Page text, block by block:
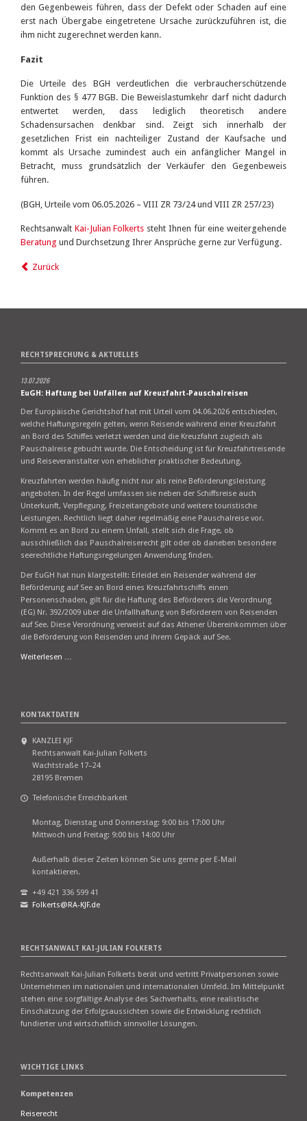
den Gegenbeweis führen, dass der Defekt oder Schaden auf eine
erst nach Übergabe eingetretene Ursache zurückzuführen ist, die
ihm nicht zugerechnet werden kann.
Fazit
Die Urteile des BGH verdeutlichen die verbraucherschützende
Funktion des § 477 BGB. Die Beweislastumkehr darf nicht dadurch
entwertet werden, dass lediglich theoretisch andere
Schadensursachen denkbar sind. Zeigt sich innerhalb der
gesetzlichen Frist ein nachteiliger Zustand der Kaufsache und
kommt als Ursache zumindest auch ein anfänglicher Mangel in
Betracht, muss grundsätzlich der Verkäufer den Gegenbeweis
führen.
(BGH, Urteile vom 06.05.2026 – VIII ZR 73/24 und VIII ZR 257/23)
Rechtsanwalt Kai-Julian Folkerts steht Ihnen für eine weitergehende
Beratung und Durchsetzung Ihrer Ansprüche gerne zur Verfügung.
Zurück
RECHTSPRECHUNG & AKTUELLES
13.07.2026
EuGH: Haftung bei Unfällen auf Kreuzfahrt-Pauschalreisen
Der Europäische Gerichtshof hat mit Urteil vom 04.06.2026 entschieden,
welche Haftungsregeln gelten, wenn Reisende während einer Kreuzfahrt
an Bord des Schiffes verletzt werden und die Kreuzfahrt zugleich als
Pauschalreise gebucht wurde. Die Entscheidung ist für Kreuzfahrtreisende
und Reiseveranstalter von erheblicher praktischer Bedeutung.
Kreuzfahrten werden häufig nicht nur als reine Beförderungsleistung
angeboten. In der Regel umfassen sie neben der Schiffsreise auch
Unterkunft, Verpflegung, Freizeitangebote und weitere touristische
Leistungen. Rechtlich liegt daher regelmäßig eine Pauschalreise vor.
Kommt es an Bord zu einem Unfall, stellt sich die Frage, ob
ausschließlich das Pauschalreiserecht gilt oder ob daneben besondere
seerechtliche Haftungsregelungen Anwendung finden.
Der EuGH hat nun klargestellt: Erleidet ein Reisender während der
Beförderung auf See an Bord eines Kreuzfahrtschiffs einen
Personenschaden, gilt für die Haftung des Beförderers die Verordnung
(EG) Nr. 392/2009 über die Unfallhaftung von Beförderern von Reisenden
auf See. Diese Verordnung verweist auf das Athener Übereinkommen über
die Beförderung von Reisenden und ihrem Gepäck auf See.
Weiterlesen …
Kreuzfahrt-
KONTAKTDATEN
KANZLEI KJF
Rechtsanwalt Kai-Julian Folkerts
Wachtstraße 17–24
28195 Bremen
Telefonische Erreichbarkeit
Montag, Dienstag und Donnerstag: 9:00 bis 17:00 Uhr
Mittwoch und Freitag: 9:00 bis 14:00 Uhr
Außerhalb dieser Zeiten können Sie uns gerne per E-Mail
kontaktieren.
+49 421 336 599 41
Folkerts@RA-KJF.de
RECHTSANWALT KAI-JULIAN FOLKERTS
Rechtsanwalt Kai-Julian Folkerts berät und vertritt Privatpersonen sowie
Unternehmen im nationalen und internationalen Umfeld. Im Mittelpunkt
stehen eine sorgfältige Analyse des Sachverhalts, eine realistische
Einschätzung der Erfolgsaussichten sowie die Entwicklung rechtlich
fundierter und wirtschaftlich sinnvoller Lösungen.
WICHTIGE LINKS
Kompetenzen
Reiserecht